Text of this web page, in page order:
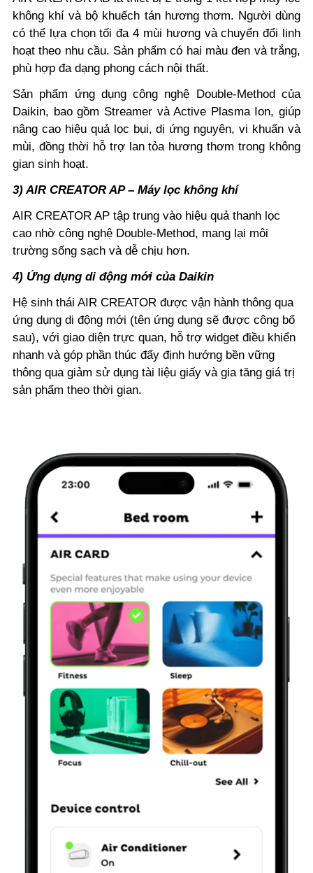
không khí và bộ khuếch tán hương thơm. Người dùng
có thể lựa chọn tối đa 4 mùi hương và chuyển đổi linh
hoạt theo nhu cầu. Sản phẩm có hai màu đen và trắng,
phù hợp đa dạng phong cách nội thất.
Sản phẩm ứng dụng công nghệ Double-Method của
Daikin, bao gồm Streamer và Active Plasma Ion, giúp
nâng cao hiệu quả lọc bụi, dị ứng nguyên, vi khuẩn và
mùi, đồng thời hỗ trợ lan tỏa hương thơm trong không
gian sinh hoạt.
3) AIR CREATOR AP – Máy lọc không khí
AIR CREATOR AP tập trung vào hiệu quả thanh lọc
cao nhờ công nghệ Double-Method, mang lại môi
trường sống sạch và dễ chịu hơn.
4) Ứng dụng di động mới của Daikin
Hệ sinh thái AIR CREATOR được vận hành thông qua
ứng dụng di động mới (tên ứng dụng sẽ được công bố
sau), với giao diện trực quan, hỗ trợ widget điều khiển
nhanh và góp phần thúc đẩy định hướng bền vững
thông qua giảm sử dụng tài liệu giấy và gia tăng giá trị
sản phẩm theo thời gian.